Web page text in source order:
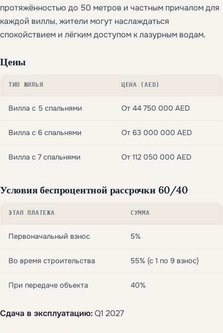
протяжённостью до 50 метров и частным причалом для
каждой виллы, жители могут наслаждаться
спокойствием и лёгким доступом к лазурным водам.
Цены
ТИП ЖИЛЬЯ ЦЕНА (AED)
Вилла с 5 спальнями От 44 750 000 AED
Вилла с 6 спальнями От 63 000 000 AED
Вилла с 7 спальнями От 112 050 000 AED
Условия беспроцентной рассрочки 60/40
ЭТАП ПЛАТЕЖА СУММА
Первоначальный взнос 5%
Во время строительства 55% (с 1 по 9 взнос)
При передаче объекта 40%
Сдача в эксплуатацию:Q1 2027